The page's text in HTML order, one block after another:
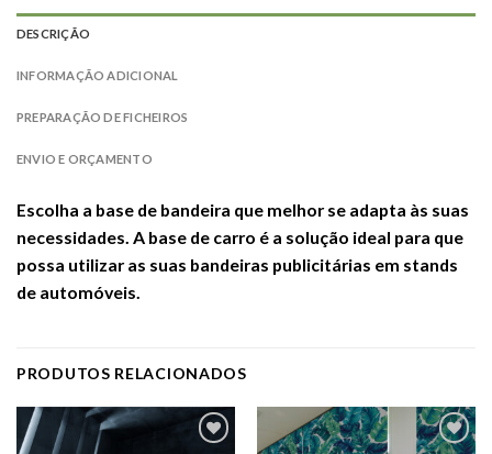
DESCRIÇÃO
INFORMAÇÃO ADICIONAL
PREPARAÇÃO DE FICHEIROS
ENVIO E ORÇAMENTO
Escolha a base de bandeira que melhor se adapta às suas
necessidades. A base de carro é a solução ideal para que
possa utilizar as suas bandeiras publicitárias em stands
de automóveis.
PRODUTOS RELACIONADOS